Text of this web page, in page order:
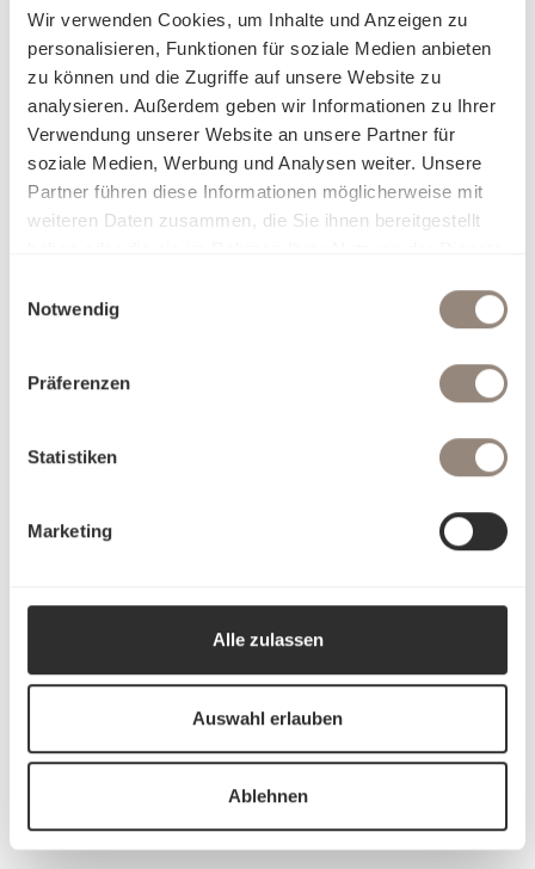
Wir verwenden Cookies, um Inhalte und Anzeigen zu
personalisieren, Funktionen für soziale Medien anbieten
zu können und die Zugriffe auf unsere Website zu
analysieren. Außerdem geben wir Informationen zu Ihrer
Verwendung unserer Website an unsere Partner für
soziale Medien, Werbung und Analysen weiter. Unsere
Partner führen diese Informationen möglicherweise mit
weiteren Daten zusammen, die Sie ihnen bereitgestellt
Notwendig
Präferenzen
Statistiken
Marketing
Alle zulassen
Auswahl erlauben
Ablehnen